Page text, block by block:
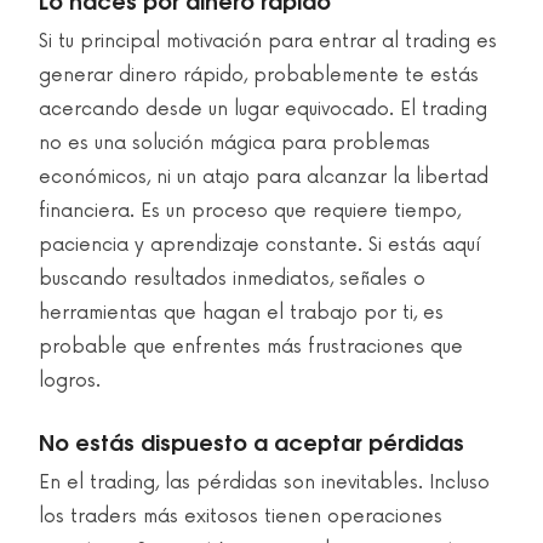
Si tu principal motivación para entrar al trading es
generar dinero rápido, probablemente te estás
acercando desde un lugar equivocado. El trading
no es una solución mágica para problemas
económicos, ni un atajo para alcanzar la libertad
financiera. Es un proceso que requiere tiempo,
paciencia y aprendizaje constante. Si estás aquí
buscando resultados inmediatos, señales o
herramientas que hagan el trabajo por ti, es
probable que enfrentes más frustraciones que
logros.
No estás dispuesto a aceptar pérdidas
En el trading, las pérdidas son inevitables. Incluso
los traders más exitosos tienen operaciones